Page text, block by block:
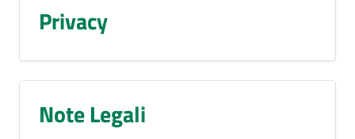
Privacy
Note Legali